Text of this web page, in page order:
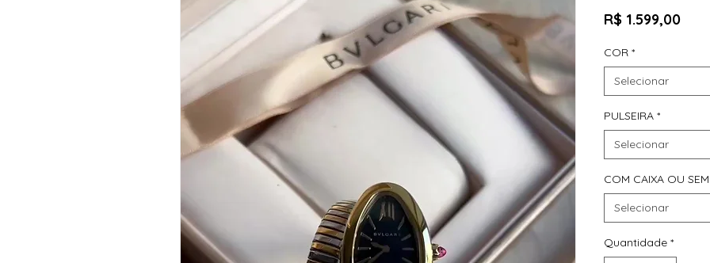
R$ 1.599,00
COR *
Selecionar
PULSEIRA *
Selecionar
COM CAIXA OU SEM
Selecionar
Quantidade *